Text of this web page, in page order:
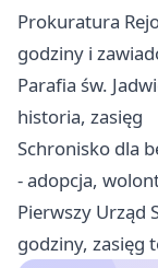
Prokuratura
godziny i
Parafia św.
historia, zasięg
Schronisko dla
- adopcja,
Pierwszy Urząd
godziny, zasięg